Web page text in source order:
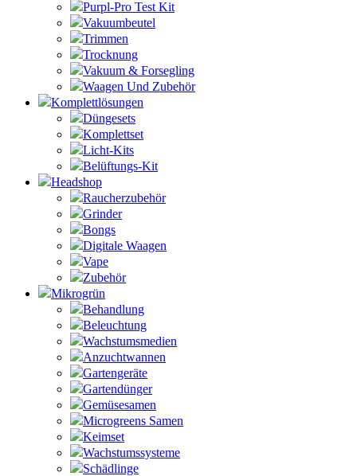
Purpl-Pro Test Kit
Vakuumbeutel
Trimmen
Trocknung
Vakuum & Forsegling
Waagen Und Zubehör
Komplettlösungen
Düngesets
Komplettset
Licht-Kits
Belüftungs-Kit
Headshop
Raucherzubehör
Grinder
Bongs
Digitale Waagen
Vape
Zubehör
Mikrogrün
Behandlung
Beleuchtung
Wachstumsmedien
Anzuchtwannen
Gartengeräte
Gartendünger
Gemüsesamen
Microgreens Samen
Keimset
Wachstumssysteme
Schädlinge